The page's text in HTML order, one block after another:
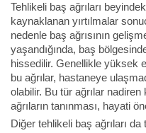
Tehlikeli baş ağrıları
kaynaklanan yırtılmalar
nedenle baş ağrısının
yaşandığında, baş
hissedilir. Genellikle yüksek
bu ağrılar, hastaneye
olabilir. Bu tür ağrılar nadiren
ağrıların tanınması, hayati
Diğer tehlikeli baş ağrıları